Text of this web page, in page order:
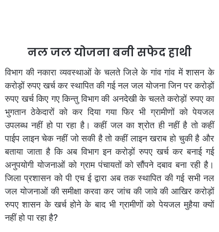
नल जल योजना बनी सफेद हाथी
विभाग की नकारा व्यवस्थाओं के चलते जिले के गांव गांव में शासन के
करोड़ों रुपए खर्च कर स्थापित की गई नल जल योजना जिन पर करोड़ों
रुपए खर्च किए गए किन्तु विभाग की अनदेखी के चलते करोड़ों रुपए का
भुगतान ठेकेदारों को कर दिया गया फिर भी ग्रामीणों को पेयजल
उपलब्ध नहीं हो पा रहा है। कहीं जल का श्रोत ही नहीं है तो कहीं
पाईप लाइन चेक नहीं जो सकी है तो कहीं लाइन खराब हो चुकी है और
बताया जाता है कि अब विभाग इन करोड़ों रुपए खर्च कर बनाई गई
अनुपयोगी योजनाओं को ग्राम पंचायतों को सौंपने दबाव बना रही है।
जिला प्रशासन को पी एच ई द्वारा अब तक स्थापित की गई सभी नल
जल योजनाओं की समीक्षा करवा कर जांच की जावे की आखिर करोड़ों
रुपए शासन के खर्च होने के बाद भी ग्रामीणों को पेयजल मुहैया क्यों
नहीं हो पा रहा है?